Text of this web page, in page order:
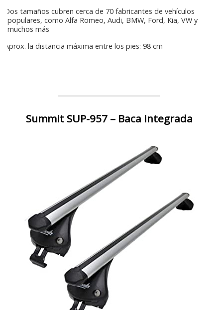
Dos tamaños cubren cerca de 70 fabricantes de vehículos
populares, como Alfa Romeo, Audi, BMW, Ford, Kia, VW y
muchos más
Aprox. la distancia máxima entre los pies: 98 cm
Summit SUP-957 – Baca integrada